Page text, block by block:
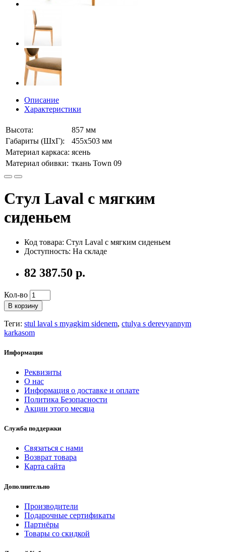
Описание
Характеристики
Высота:
857 мм
Габариты (ШхГ):
455х503 мм
Материал каркаса: ясень
Материал обивки: ткань Town 09
Стул Laval с мягким
сиденьем
Код товара: Стул Laval с мягким сиденьем
Доступность: На складе
82 387.50 р.
Кол-во
В корзину
Теги: stul laval s myagkim sidenem, ctulya s derevyannym
karkasom
Информация
Реквизиты
О нас
Информация о доставке и оплате
Политика Безопасности
Акции этого месяца
Служба поддержки
Связаться с нами
Возврат товара
Карта сайта
Дополнительно
Производители
Подарочные сертификаты
Партнёры
Товары со скидкой